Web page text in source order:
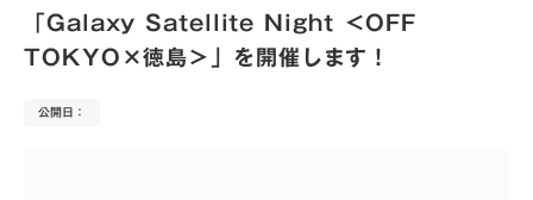
「Galaxy Satellite Night ＜OFF
TOKYO×徳島＞」を開催します！
公開日：